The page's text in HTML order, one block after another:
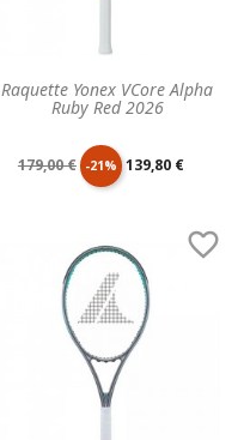
Raquette Yonex VCore Alpha
Ruby Red 2026
Prix
179,00 € -21% Prix
139,80 €
